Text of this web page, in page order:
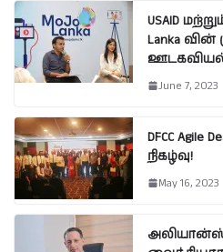
USAID
Lanka
ஊடகவியல்
June 7, 2023
DFCC Agile
நிகழ்வு!
May 16, 2023